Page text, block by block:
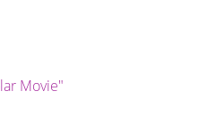
Movie"